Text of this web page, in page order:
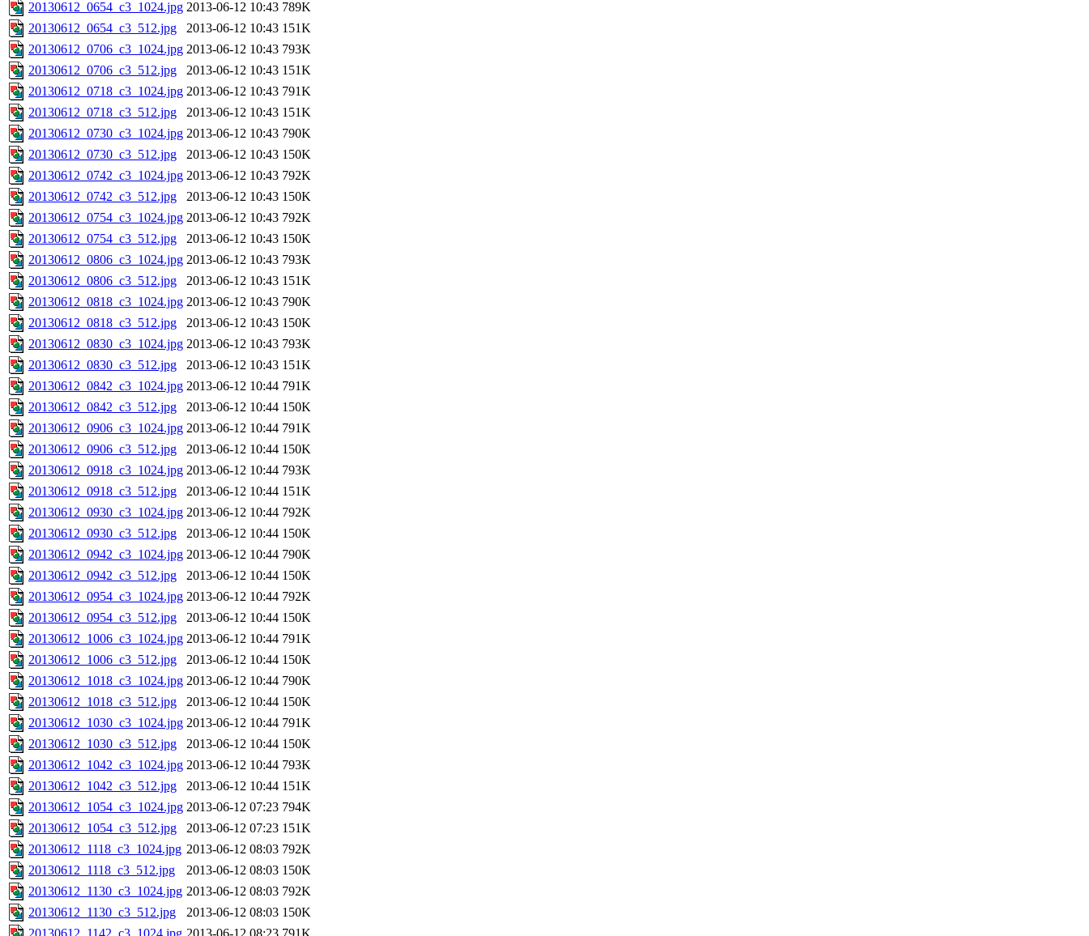
20130612_0654_c3_1024.jpg 2013-06-12 10:43 789K
20130612_0654_c3_512.jpg
2013-06-12 10:43 151K
20130612_0706_c3_1024.jpg 2013-06-12 10:43 793K
20130612_0706_c3_512.jpg
2013-06-12 10:43 151K
20130612_0718_c3_1024.jpg 2013-06-12 10:43 791K
20130612_0718_c3_512.jpg
2013-06-12 10:43 151K
20130612_0730_c3_1024.jpg 2013-06-12 10:43 790K
20130612_0730_c3_512.jpg
2013-06-12 10:43 150K
20130612_0742_c3_1024.jpg 2013-06-12 10:43 792K
20130612_0742_c3_512.jpg
2013-06-12 10:43 150K
20130612_0754_c3_1024.jpg 2013-06-12 10:43 792K
20130612_0754_c3_512.jpg
2013-06-12 10:43 150K
20130612_0806_c3_1024.jpg 2013-06-12 10:43 793K
20130612_0806_c3_512.jpg
2013-06-12 10:43 151K
20130612_0818_c3_1024.jpg 2013-06-12 10:43 790K
20130612_0818_c3_512.jpg
2013-06-12 10:43 150K
20130612_0830_c3_1024.jpg 2013-06-12 10:43 793K
20130612_0830_c3_512.jpg
2013-06-12 10:43 151K
20130612_0842_c3_1024.jpg 2013-06-12 10:44 791K
20130612_0842_c3_512.jpg
2013-06-12 10:44 150K
20130612_0906_c3_1024.jpg 2013-06-12 10:44 791K
20130612_0906_c3_512.jpg
2013-06-12 10:44 150K
20130612_0918_c3_1024.jpg 2013-06-12 10:44 793K
20130612_0918_c3_512.jpg
2013-06-12 10:44 151K
20130612_0930_c3_1024.jpg 2013-06-12 10:44 792K
20130612_0930_c3_512.jpg
2013-06-12 10:44 150K
20130612_0942_c3_1024.jpg 2013-06-12 10:44 790K
20130612_0942_c3_512.jpg
2013-06-12 10:44 150K
20130612_0954_c3_1024.jpg 2013-06-12 10:44 792K
20130612_0954_c3_512.jpg
2013-06-12 10:44 150K
20130612_1006_c3_1024.jpg 2013-06-12 10:44 791K
20130612_1006_c3_512.jpg
2013-06-12 10:44 150K
20130612_1018_c3_1024.jpg 2013-06-12 10:44 790K
20130612_1018_c3_512.jpg
2013-06-12 10:44 150K
20130612_1030_c3_1024.jpg 2013-06-12 10:44 791K
20130612_1030_c3_512.jpg
2013-06-12 10:44 150K
20130612_1042_c3_1024.jpg 2013-06-12 10:44 793K
20130612_1042_c3_512.jpg
2013-06-12 10:44 151K
20130612_1054_c3_1024.jpg 2013-06-12 07:23 794K
20130612_1054_c3_512.jpg
2013-06-12 07:23 151K
20130612_1118_c3_1024.jpg 2013-06-12 08:03 792K
20130612_1118_c3_512.jpg
2013-06-12 08:03 150K
20130612_1130_c3_1024.jpg 2013-06-12 08:03 792K
20130612_1130_c3_512.jpg
2013-06-12 08:03 150K